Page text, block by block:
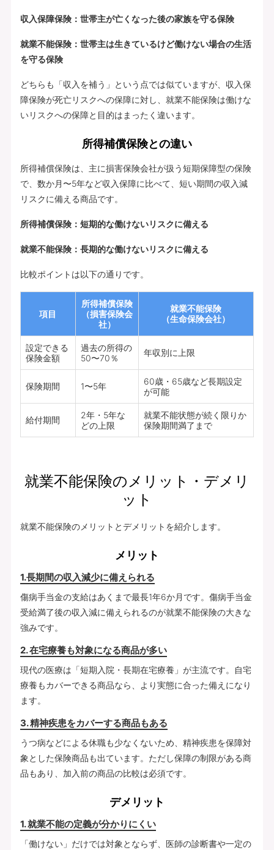
収入保障保険：世帯主が亡くなった後の家族を守る保険
就業不能保険：世帯主は生きているけど働けない場合の生活
を守る保険
どちらも「収入を補う」という点では似ていますが、収入保
障保険が死亡リスクへの保障に対し、就業不能保険は働けな
いリスクへの保障と目的はまったく違います。
所得補償保険との違い
所得補償保険は、主に損害保険会社が扱う短期保障型の保険
で、数か月〜5年など収入保障に比べて、短い期間の収入減
リスクに備える商品です。
所得補償保険：短期的な働けないリスクに備える
就業不能保険：長期的な働けないリスクに備える
比較ポイントは以下の通りです。
項目
所得補償保険
（損害保険会
社）
就業不能保険
（生命保険会社）
設定できる
保険金額
過去の所得の
50〜70％
年収別に上限
保険期間 1〜5年
60歳・65歳など長期設定
が可能
給付期間
2年・5年な
どの上限
就業不能状態が続く限りか
保険期間満了まで
就業不能保険のメリット・デメリ
ット
就業不能保険のメリットとデメリットを紹介します。
メリット
1.長期間の収入減少に備えられる
傷病手当金の支給はあくまで最長1年6か月です。傷病手当金
受給満了後の収入減に備えられるのが就業不能保険の大きな
強みです。
2. 在宅療養も対象になる商品が多い
現代の医療は「短期入院・長期在宅療養」が主流です。自宅
療養もカバーできる商品なら、より実態に合った備えになり
ます。
3. 精神疾患をカバーする商品もある
うつ病などによる休職も少なくないため、精神疾患を保障対
象とした保険商品も出ています。ただし保障の制限がある商
品もあり、加入前の商品の比較は必須です。
デメリット
1. 就業不能の定義が分かりにくい
「働けない」だけでは対象とならず、医師の診断書や一定の